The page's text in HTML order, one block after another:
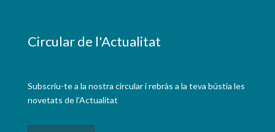
Circular de l'Actualitat
Subscriu-te a la nostra circular i rebràs a la teva bústia les
novetats de l’Actualitat